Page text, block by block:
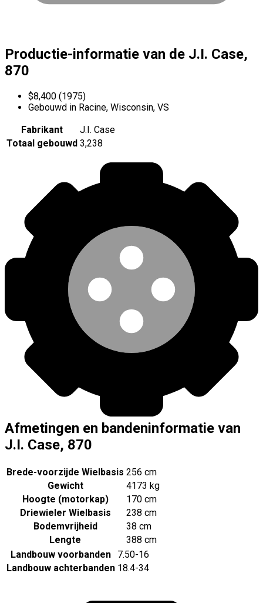
Productie-informatie van de J.I. Case,
870
$8,400 (1975)
Gebouwd in Racine, Wisconsin, VS
Fabrikant
J.I. Case
Totaal gebouwd 3,238
Afmetingen en bandeninformatie van
J.I. Case, 870
Brede-voorzijde Wielbasis 256 cm
Gewicht
4173 kg
Hoogte (motorkap)
170 cm
Driewieler Wielbasis
238 cm
Bodemvrijheid
38 cm
Lengte
388 cm
Landbouw voorbanden
7.50-16
Landbouw achterbanden 18.4-34